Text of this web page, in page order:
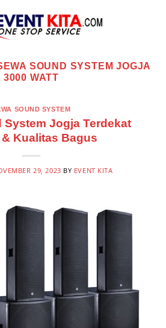
SOUND SYSTEM JOGJA
3000 WATT
SOUND SYSTEM
System Jogja Terdekat
& Kualitas Bagus
29, 2023 BY EVENT KITA